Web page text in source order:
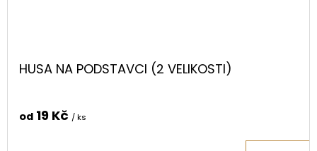
HUSA NA PODSTAVCI (2 VELIKOSTI)
od 19 Kč / ks